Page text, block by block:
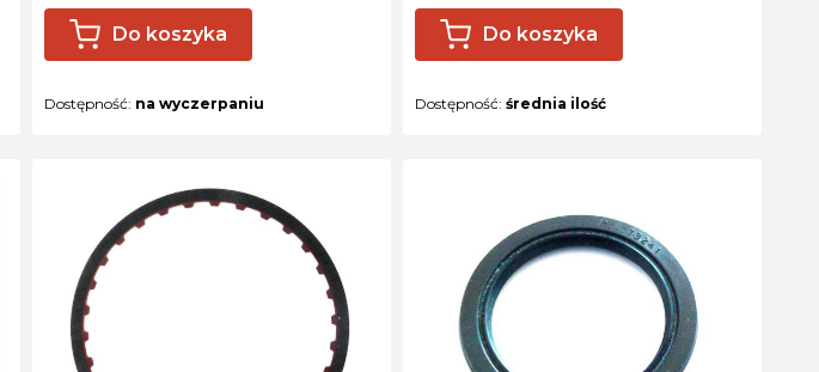
Do koszyka
Dostępność: na wyczerpaniu
Do koszyka
Dostępność: średnia ilość